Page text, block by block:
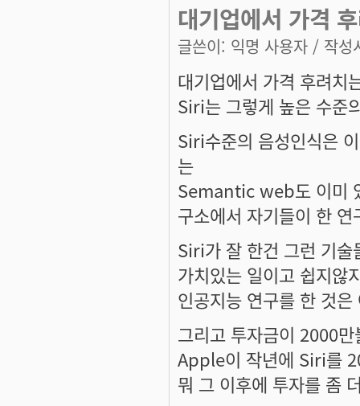
대기업에서 가격
글쓴이: 익명 사용자 / 작성
대기업에서 가격 후려치
Siri는 그렇게 높은 수준
Siri수준의 음성인식은
는
Semantic web도 이미
구소에서 자기들이 한
Siri가 잘 한건 그런 기술
가치있는 일이고 쉽지않
인공지능 연구를 한 것
그리고 투자금이 2000
Apple이 작년에 Siri를
뭐 그 이후에 투자를 좀